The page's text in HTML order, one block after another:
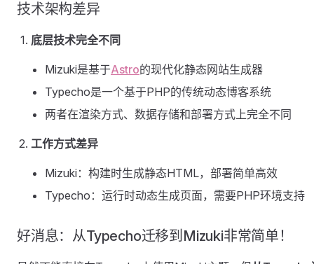
技术架构差异
底层技术完全不同
Mizuki是基于Astro的现代化静态网站生成器
Typecho是一个基于PHP的传统动态博客系统
两者在渲染方式、数据存储和部署方式上完全不同
工作方式差异
Mizuki：构建时生成静态HTML，部署简单高效
Typecho：运行时动态生成页面，需要PHP环境支持
好消息：从Typecho迁移到Mizuki非常简单！